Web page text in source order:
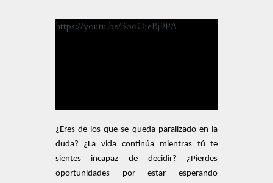
https://youtu.be/3ooOjeBj9PA
¿Eres de los que se queda paralizado en la
duda? ¿La vida continúa mientras tú te
sientes incapaz de decidir? ¿Pierdes
oportunidades por estar esperando